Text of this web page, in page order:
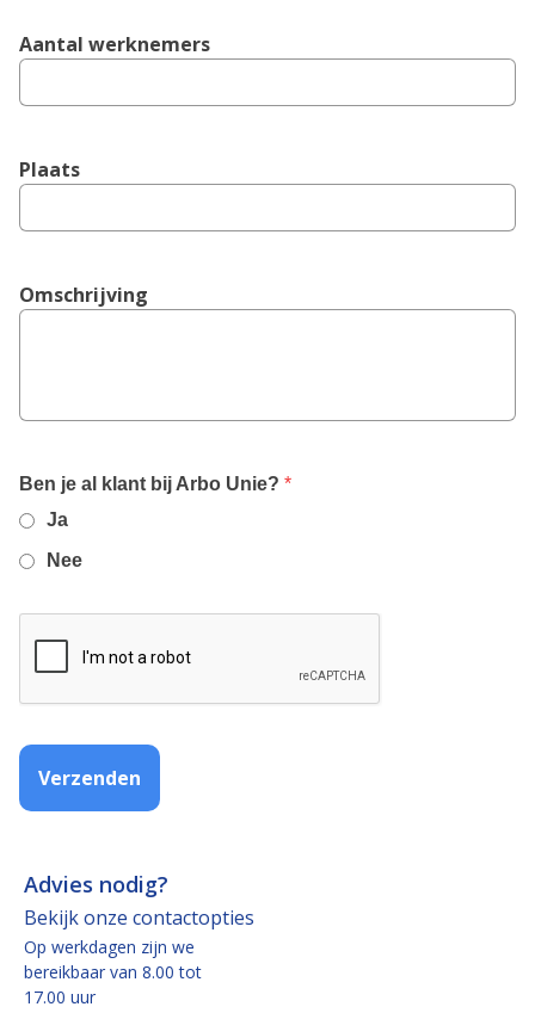
Aantal werknemers
Plaats
Omschrijving
Ben je al klant bij Arbo Unie? *
Ja
Nee
Verzenden
Advies nodig?
Bekijk onze contactopties
Op werkdagen zijn we
bereikbaar van 8.00 tot
17.00 uur